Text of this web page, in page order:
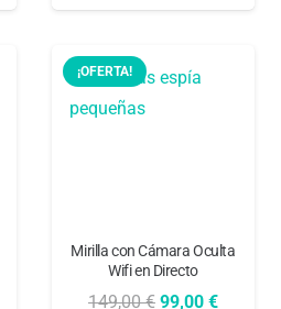
99,95 €.
¡OFERTA!
Mirilla con Cámara Oculta
Wifi en Directo
149,00€ El
99,00 €El